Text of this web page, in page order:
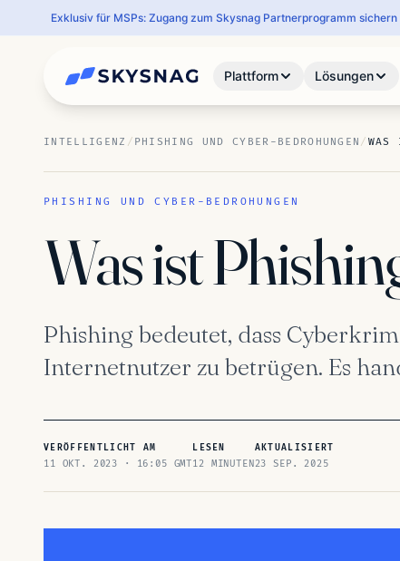
Exklusiv für MSPs: Zugang zum Skysnag Partnerprogramm
Plattform Lösungen
INTELLIGENZ / PHISHING UND CYBER-BEDROHUNGEN / WAS
PHISHING UND CYBER-BEDROHUNGEN
Was ist
Phishing bedeutet, dass
Internetnutzer zu betrügen. Es
VERÖFFENTLICHT AM
11 OKT. 2023 · 16:05 GMT
LESEN
12 MINUTEN
AKTUALISIERT
23 SEP. 2025